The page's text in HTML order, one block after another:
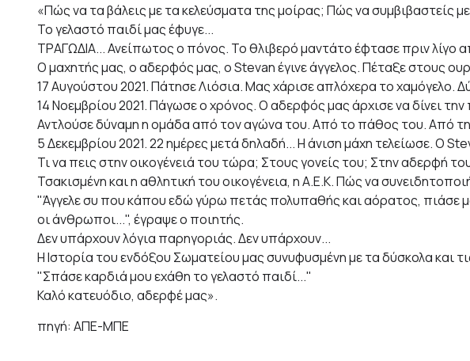
«Πώς να τα βάλεις με τα κελεύσματα της μοίρας; Πώς να συμβιβαστείς
Το γελαστό παιδί μας έφυγε...
ΤΡΑΓΩΔΙΑ... Ανείπωτος ο πόνος. Το θλιβερό μαντάτο έφτασε πριν λίγο
Ο μαχητής μας, ο αδερφός μας, ο Stevan έγινε άγγελος. Πέταξε στους
17 Αυγούστου 2021. Πάτησε Λιόσια. Μας χάρισε απλόχερα το χαμόγελο.
14 Νοεμβρίου 2021. Πάγωσε ο χρόνος. Ο αδερφός μας άρχισε να δίνει
Αντλούσε δύναμη η ομάδα από τον αγώνα του. Από το πάθος του. Από
5 Δεκεμβρίου 2021. 22 ημέρες μετά δηλαδή... Η άνιση μάχη τελείωσε. Ο
Τι να πεις στην οικογένειά του τώρα; Στους γονείς του; Στην αδερφή
Τσακισμένη και η αθλητική του οικογένεια, η Α.Ε.Κ. Πώς να
"Άγγελε συ που κάπου εδώ γύρω πετάς πολυπαθής και αόρατος, πιάσε
οι άνθρωποι...", έγραψε ο ποιητής.
Δεν υπάρχουν λόγια παρηγοριάς. Δεν υπάρχουν...
Η Ιστορία του ενδόξου Σωματείου μας συνυφυσμένη με τα δύσκολα και
"Σπάσε καρδιά μου εχάθη το γελαστό παιδί..."
Καλό κατευόδιο, αδερφέ μας».
πηγή: ΑΠΕ-ΜΠΕ